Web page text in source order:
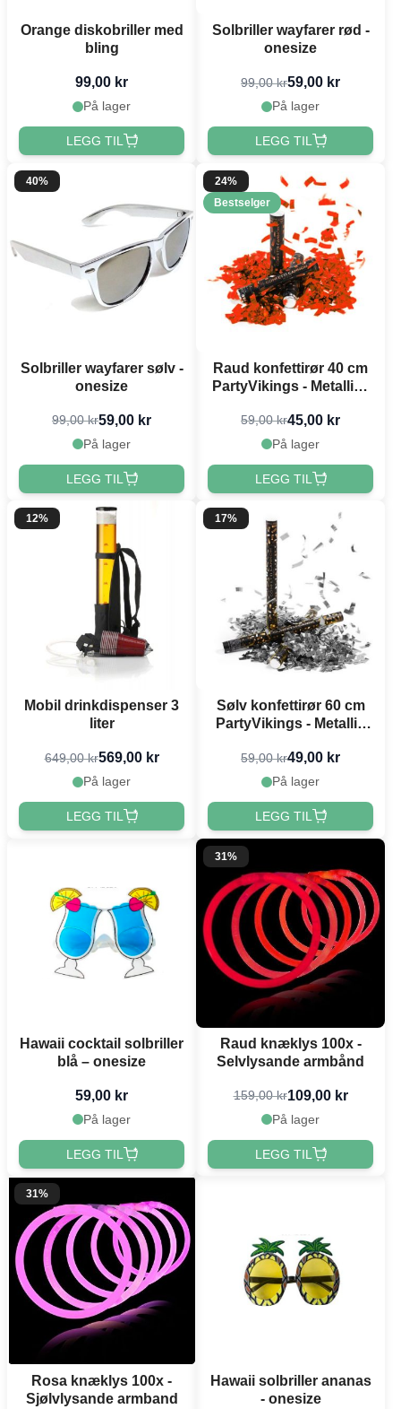
Orange diskobriller med
bling
99,00 kr
På lager
LEGG TIL
Solbriller wayfarer rød -
onesize
99,00 kr59,00 kr
På lager
LEGG TIL
40%
Solbriller wayfarer sølv -
onesize
99,00 kr59,00 kr
På lager
LEGG TIL
24%
Bestselger
Raud konfettirør 40 cm
PartyVikings - Metallisk
59,00 kr45,00 kr
På lager
LEGG TIL
12%
Mobil drinkdispenser 3
liter
649,00 kr569,00 kr
På lager
LEGG TIL
17%
Sølv konfettirør 60 cm
PartyVikings - Metallic
59,00 kr49,00 kr
På lager
LEGG TIL
Hawaii cocktail solbriller
blå – onesize
59,00 kr
På lager
LEGG TIL
31%
Raud knæklys 100x -
Selvlysande armbånd
159,00 kr109,00 kr
På lager
LEGG TIL
31%
Rosa knæklys 100x -
Sjølvlysande armband
Hawaii solbriller ananas
- onesize